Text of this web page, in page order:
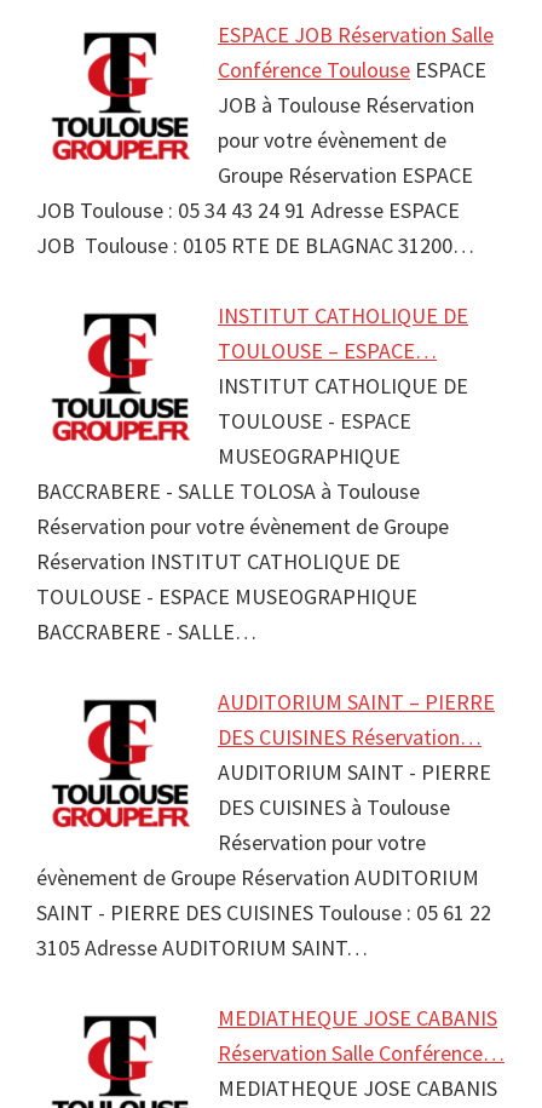
ESPACE JOB Réservation Salle
Conférence Toulouse ESPACE
JOB à Toulouse Réservation
pour votre évènement de
Groupe Réservation ESPACE
JOB Toulouse : 05 34 43 24 91 Adresse ESPACE
JOB Toulouse : 0105 RTE DE BLAGNAC 31200…
INSTITUT CATHOLIQUE DE
TOULOUSE – ESPACE…
INSTITUT CATHOLIQUE DE
TOULOUSE - ESPACE
MUSEOGRAPHIQUE
BACCRABERE - SALLE TOLOSA à Toulouse
Réservation pour votre évènement de Groupe
Réservation INSTITUT CATHOLIQUE DE
TOULOUSE - ESPACE MUSEOGRAPHIQUE
BACCRABERE - SALLE…
AUDITORIUM SAINT – PIERRE
DES CUISINES Réservation…
AUDITORIUM SAINT - PIERRE
DES CUISINES à Toulouse
Réservation pour votre
évènement de Groupe Réservation AUDITORIUM
SAINT - PIERRE DES CUISINES Toulouse : 05 61 22
3105 Adresse AUDITORIUM SAINT…
MEDIATHEQUE JOSE CABANIS
Réservation Salle Conférence…
MEDIATHEQUE JOSE CABANIS